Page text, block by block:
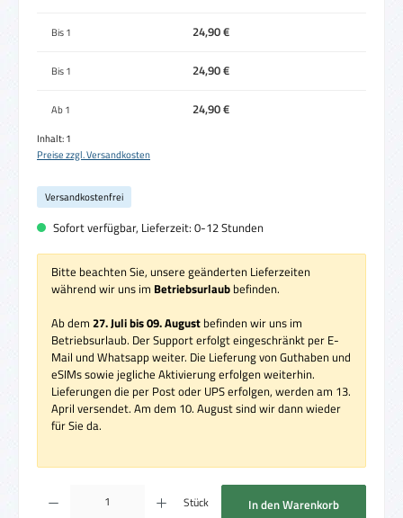
Bis1 24,90 €
Bis1 24,90 €
Ab1 24,90 €
Inhalt:1
Preise zzgl. Versandkosten
Versandkostenfrei
Sofort verfügbar, Lieferzeit: 0-12 Stunden
Bitte beachten Sie, unsere geänderten Lieferzeiten
während wir uns im Betriebsurlaub befinden.
Ab dem 27. Juli bis 09. August befinden wir uns im
Betriebsurlaub. Der Support erfolgt eingeschränkt per E-
Mail und Whatsapp weiter. Die Lieferung von Guthaben und
eSIMs sowie jegliche Aktivierung erfolgen weiterhin.
Lieferungen die per Post oder UPS erfolgen, werden am 13.
April versendet. Am dem 10. August sind wir dann wieder
für Sie da.
Produkt Anzahl: Gib den gewünschten Wert ein oder benutze die Schaltflächen um
Stück In den Warenkorb